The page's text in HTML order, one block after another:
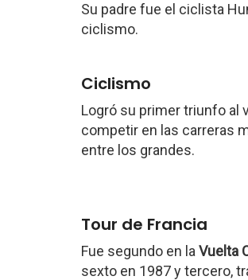
Su padre fue el ciclista
ciclismo.
Ciclismo
Logró su primer triunfo al
competir en las carreras
entre los grandes.
Tour de Francia
Fue segundo en la Vuelta
sexto en 1987 y tercero,